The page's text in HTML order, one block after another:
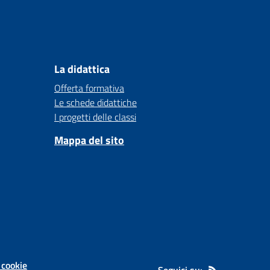
La didattica
Offerta formativa
Le schede didattiche
I progetti delle classi
Mappa del sito